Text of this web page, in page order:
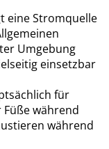
eine Stromquelle
Umgebung
einsetzbar
für
Füße während
während